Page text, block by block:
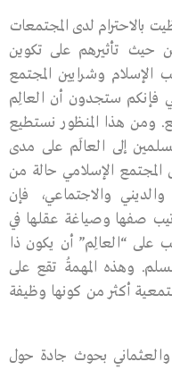
بالاحترام لدى المجتمعات
حيث تأثيرهم على تكوين
الإسلام وشرايين المجتمع
فإنكم ستجدون أن العالِم
ومن هذا المنظور نستطيع
إلى العالَم على مدى
الإسلامي حالة من
والاجتماعي، فإن
صفها وصياغة عقلها في
على “العالِم” أن يكون ذا
وهذه المهمةُ تقع على
أكثر من كونها وظيفة
والعثماني بحوث جادة حول